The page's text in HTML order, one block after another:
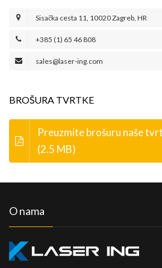
Sisačka cesta 11, 10020 Zagreb, HR
+385 (1) 65 46 808
sales@laser-ing.com
BROŠURA TVRTKE
Preuzmite brošuru naše
(2.5 MB)
O nama